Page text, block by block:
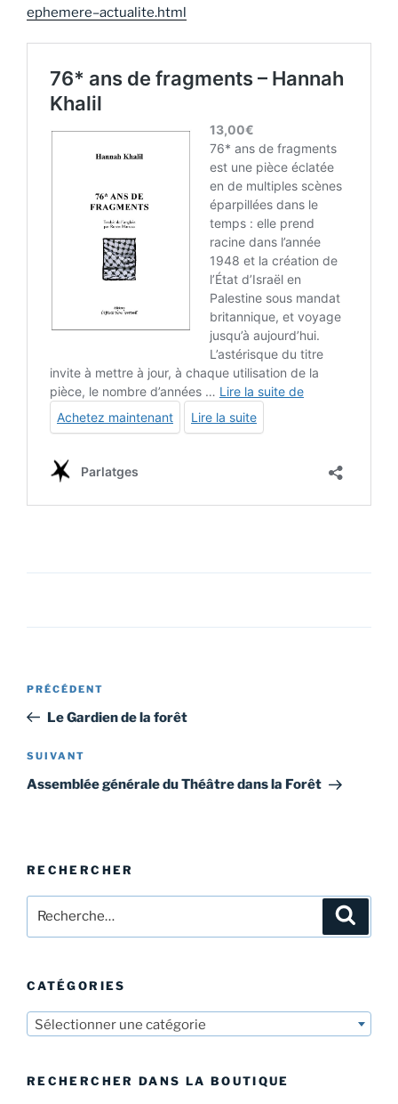
ephemere–actualite.html
Navigation
l’article
Article
précédent
PRÉCÉDENT
Le Gardien de la forêt
Article
suivant
SUIVANT
Assemblée générale du Théâtre dans la Forêt
RECHERCHER
pour
CATÉGORIES
Sélectionner une catégorie
RECHERCHER DANS LA BOUTIQUE